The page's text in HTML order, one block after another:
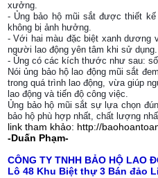
xưởng.
- Ủng bảo hộ mũi sắt được thiết
không bị ảnh hưởng.
- Với hai màu đặc biệt xanh dương
người lao động yên tâm khi sử dụng.
- Ủng có các kích thước như sau:
Nói ủng bảo hộ lao động mũi sắt
trong quá trình lao động, vừa giúp
lao động và tiến độ công việc.
Ủng bảo hộ mũi sắt sự lựa chọn
bảo hộ phù hợp nhất, chất lượng
link tham khảo: http://
-Duấn Phạm-
CÔNG TY TNHH BẢO HỘ LAO
Lô 48 Khu Biệt thự 3 Bán đảo